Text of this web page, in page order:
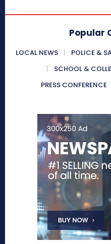
Popular
LOCAL NEWS POLICE &
SCHOOL &
PRESS CONFERENCE